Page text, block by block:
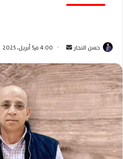
حسن النجار
س
ل
ب
ي
د
ا
إ
4:00 م5 أبريل، 2025